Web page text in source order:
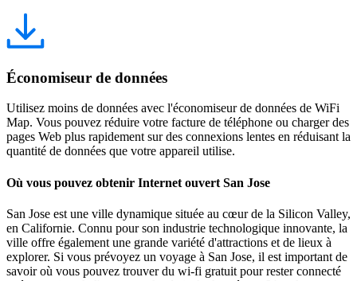
Économiseur de données
Utilisez moins de données avec l'économiseur de données de WiFi
Map. Vous pouvez réduire votre facture de téléphone ou charger des
pages Web plus rapidement sur des connexions lentes en réduisant la
quantité de données que votre appareil utilise.
Où vous pouvez obtenir Internet ouvert San Jose
San Jose est une ville dynamique située au cœur de la Silicon Valley,
en Californie. Connu pour son industrie technologique innovante, la
ville offre également une grande variété d'attractions et de lieux à
explorer. Si vous prévoyez un voyage à San Jose, il est important de
savoir où vous pouvez trouver du wi-fi gratuit pour rester connecté